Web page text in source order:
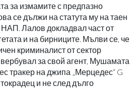
за измамите с предпазно
се дължи на статута му на таен
Лалов докладвал част от
и на бирниците. Мълви се, че
криминалист от сектор
вербувал за свой агент, Мушамата
тракер на джипа „Мерцедес“ G
и не след дълго